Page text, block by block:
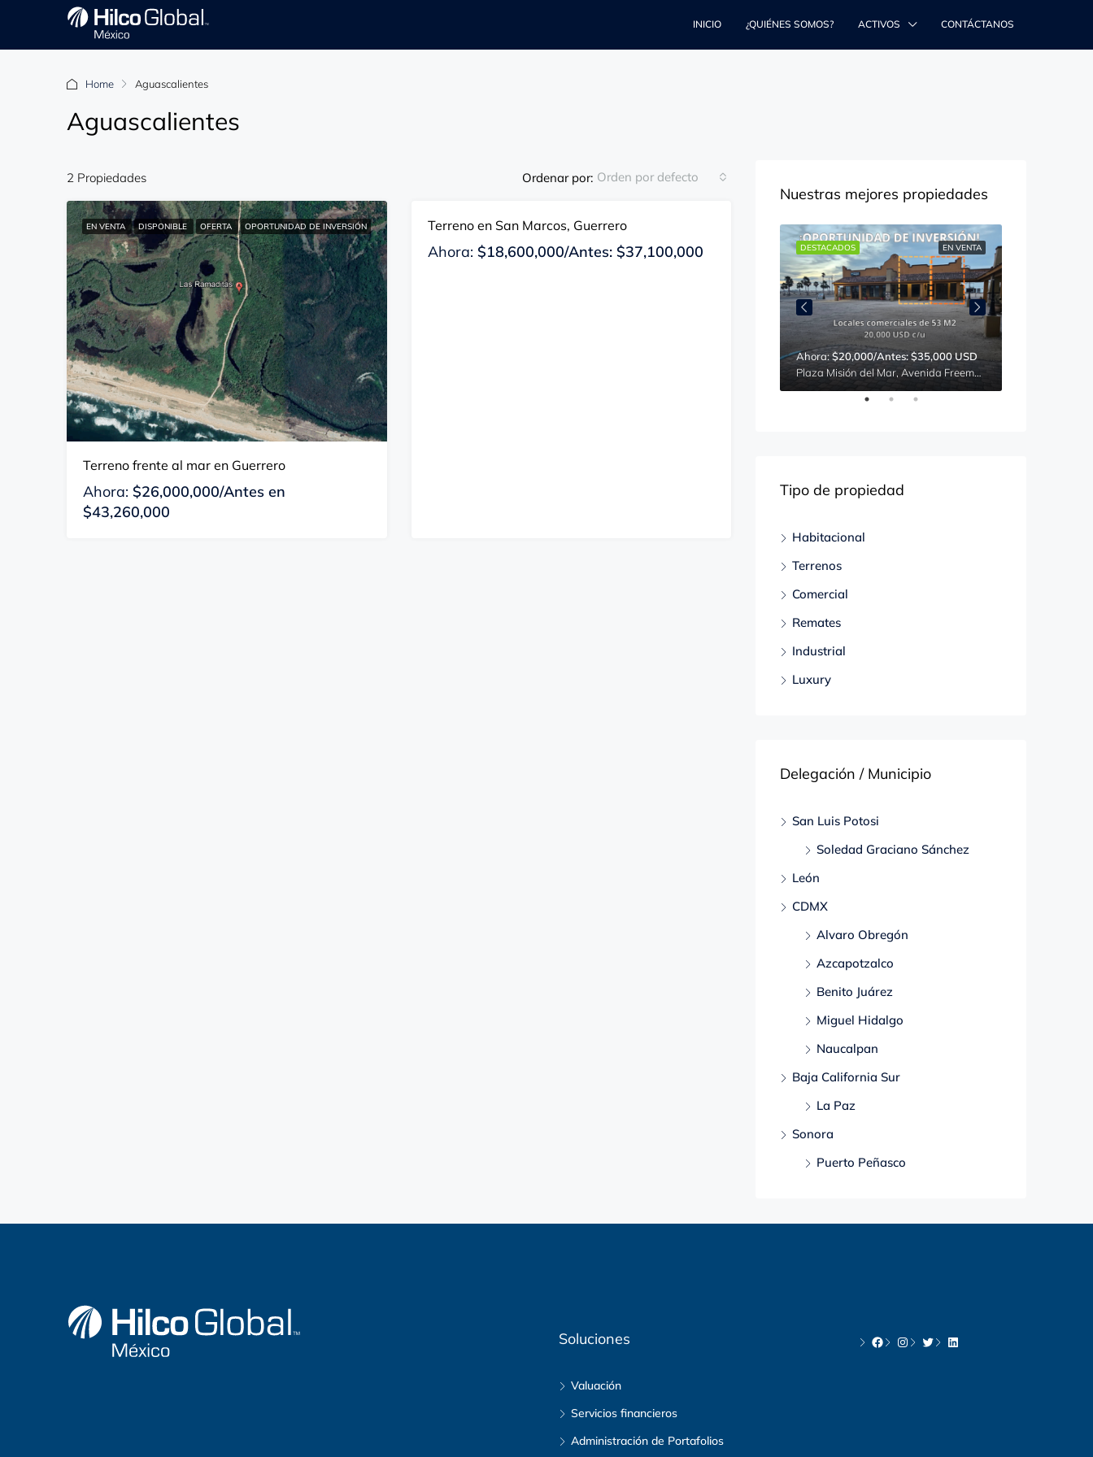
INICIO ¿QUIÉNES SOMOS? ACTIVOS CONTÁCTANOS
Home Aguascalientes
Aguascalientes
2 Propiedades Ordenar por: Orden por defecto
EN VENTA DISPONIBLE OFERTA OPORTUNIDAD DE INVERSIÓN
Terreno frente al mar en Guerrero
Ahora: $26,000,000/Antes en
$43,260,000
EN VENTA
Terreno en San Marcos, Guerrero
Ahora: $18,600,000/Antes: $37,100,000
Nuestras mejores propiedades
DESTACADOS EN VENTA
DESTACADOS
Ahora:$20,000/Antes: $35,000 USD
Plaza Misión del Mar, Avenida Freemont, Benito Juárez, Puerto Peñasco, Sonora, 83550, México
Tipo de propiedad
Habitacional
Terrenos
Comercial
Remates
Industrial
Luxury
Delegación / Municipio
San Luis Potosi
Soledad Graciano Sánchez
León
CDMX
Alvaro Obregón
Azcapotzalco
Benito Juárez
Miguel Hidalgo
Naucalpan
Baja California Sur
La Paz
Sonora
Puerto Peñasco
Soluciones
Valuación
Servicios financieros
Administración de Portafolios